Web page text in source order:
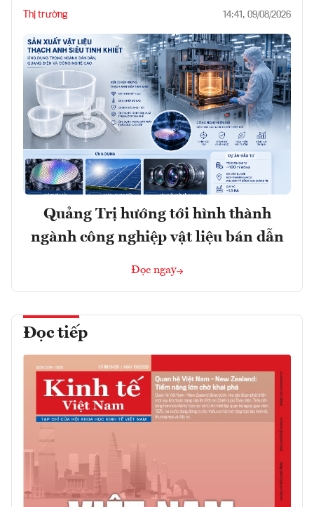
Thị trường 14:41, 09/08/2026
Quảng Trị hướng tới hình thành
ngành công nghiệp vật liệu bán dẫn
Đọc ngay
Đọc tiếp